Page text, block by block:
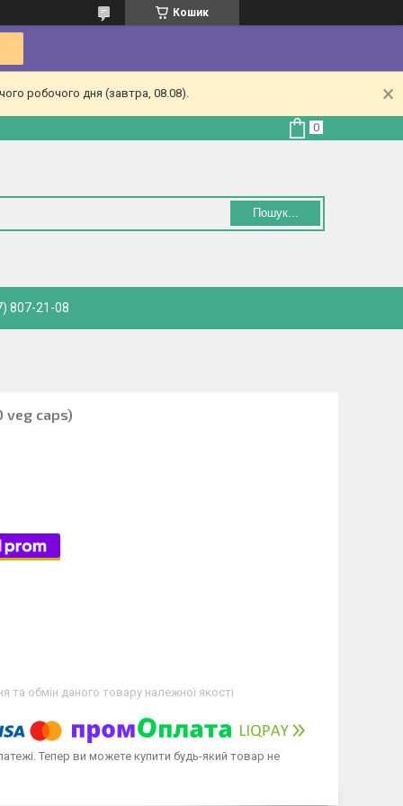
Кошик
робочого дня (завтра, 08.08).
Пошук...
807-21-08
veg caps)
обмін даного товару належної якості
Тепер ви можете купити будь-який товар не